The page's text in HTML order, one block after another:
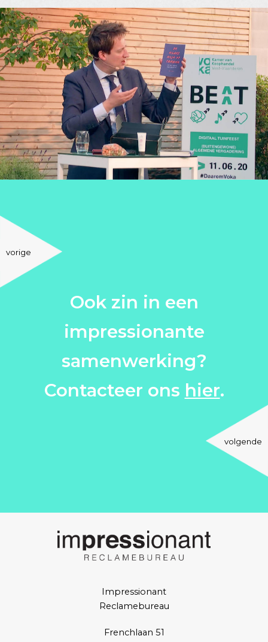
vorige
Ook zin in een
impressionante
samenwerking?
Contacteer ons hier.
volgende
Impressionant
Reclamebureau
Frenchlaan 51